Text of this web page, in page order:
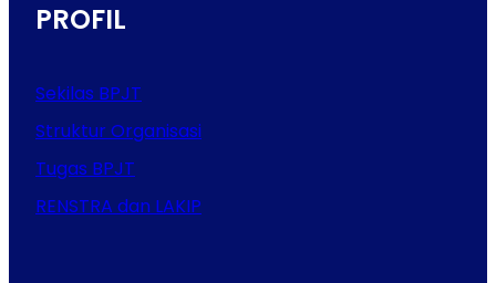
PROFIL
Sekilas BPJT
Struktur Organisasi
Tugas BPJT
RENSTRA dan LAKIP